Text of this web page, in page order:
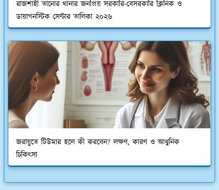
রাজশাহী তানোর থানার জনপ্রিয় সরকারি-বেসরকারি ক্লিনিক ও
ডায়াগনস্টিক সেন্টার তালিকা ২০২৬
জরায়ুতে টিউমার হলে কী করবেন? লক্ষণ, কারণ ও আধুনিক
চিকিৎসা